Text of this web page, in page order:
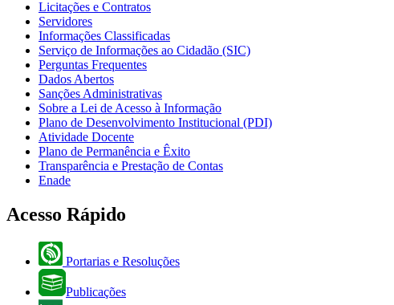
Licitações e Contratos
Servidores
Informações Classificadas
Serviço de Informações ao Cidadão (SIC)
Perguntas Frequentes
Dados Abertos
Sanções Administrativas
Sobre a Lei de Acesso à Informação
Plano de Desenvolvimento Institucional (PDI)
Atividade Docente
Plano de Permanência e Êxito
Transparência e Prestação de Contas
Enade
Acesso Rápido
Portarias e Resoluções
Publicações